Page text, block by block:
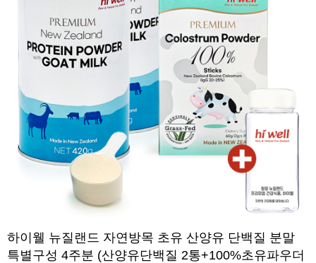
하이웰 뉴질랜드 자연방목 초유 산양유 단백질 분말
특별구성 4주분 (산양유단백질 2통+100%초유파우더